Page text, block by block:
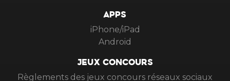
APPS
iPhone/iPad
Android
JEUX CONCOURS
Règlements des jeux concours réseaux sociaux